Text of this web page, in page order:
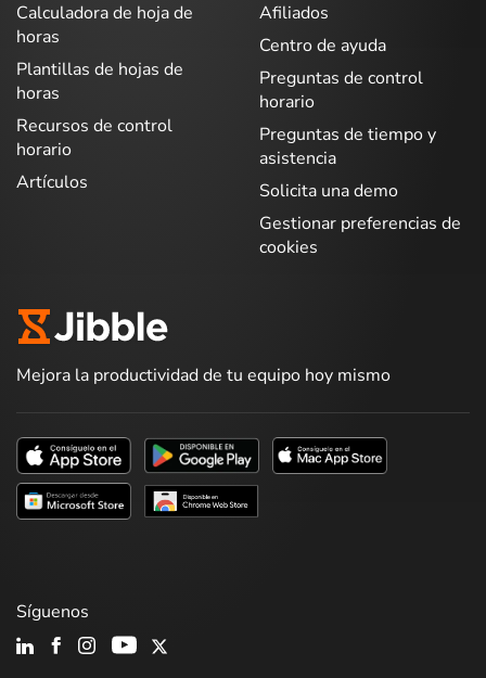
Calculadora de hoja de
horas
Plantillas de hojas de
horas
Recursos de control
horario
Artículos
Afiliados
Centro de ayuda
Preguntas de control
horario
Preguntas de tiempo y
asistencia
Solicita una demo
Gestionar preferencias de
cookies
Mejora la productividad de tu equipo hoy mismo
Síguenos